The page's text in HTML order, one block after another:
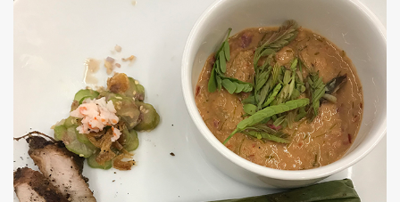
SHARE TWEET LINE EMAIL